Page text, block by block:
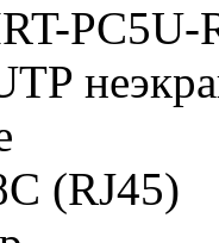
PC5U-
(RJ45)